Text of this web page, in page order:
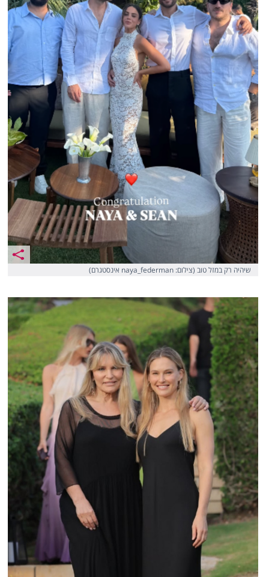
שיהיה רק במזל טוב (צילום: naya_federman אינסטגרם)